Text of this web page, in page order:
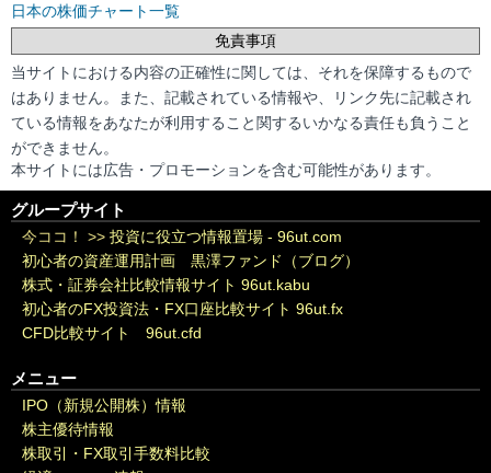
日本の株価チャート一覧
免責事項
当サイトにおける内容の正確性に関しては、それを保障するもので
はありません。また、記載されている情報や、リンク先に記載され
ている情報をあなたが利用すること関するいかなる責任も負うこと
ができません。
本サイトには広告・プロモーションを含む可能性があります。
グループサイト
今ココ！ >> 投資に役立つ情報置場 - 96ut.com
初心者の資産運用計画 黒澤ファンド（ブログ）
株式・証券会社比較情報サイト 96ut.kabu
初心者のFX投資法・FX口座比較サイト 96ut.fx
CFD比較サイト 96ut.cfd
メニュー
IPO（新規公開株）情報
株主優待情報
株取引・FX取引手数料比較